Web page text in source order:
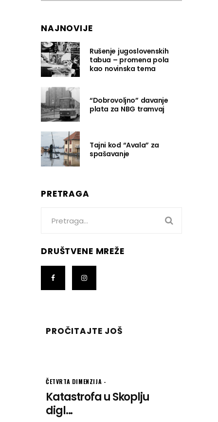
NAJNOVIJE
Rušenje jugoslovenskih
tabua – promena pola
kao novinska tema
“Dobrovoljno” davanje
plata za NBG tramvaj
Tajni kod “Avala” za
spašavanje
PRETRAGA
DRUŠTVENE MREŽE
PROČITAJTE JOŠ
ČETVRTA DIMENZIJA
Katastrofa u Skoplju
digl...